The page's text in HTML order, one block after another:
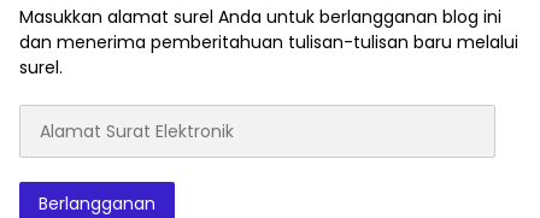
Masukkan alamat surel Anda untuk berlangganan blog ini
dan menerima pemberitahuan tulisan-tulisan baru melalui
surel.
Surat
Berlangganan